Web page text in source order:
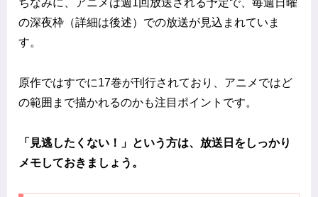
ちなみに、アニメは週1回放送される予定で、毎週日曜
の深夜枠（詳細は後述）での放送が見込まれていま
す。
原作ではすでに17巻が刊行されており、アニメではど
の範囲まで描かれるのかも注目ポイントです。
「見逃したくない！」という方は、放送日をしっかり
メモしておきましょう。